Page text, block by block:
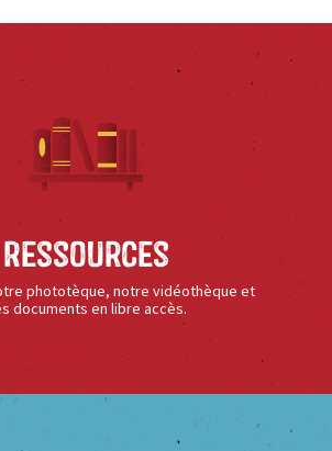
Ressources
phototèque, notre vidéothèque et
documents en libre accès.